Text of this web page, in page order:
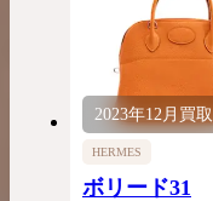
2023年12月 買取
HERMES
ボリード31